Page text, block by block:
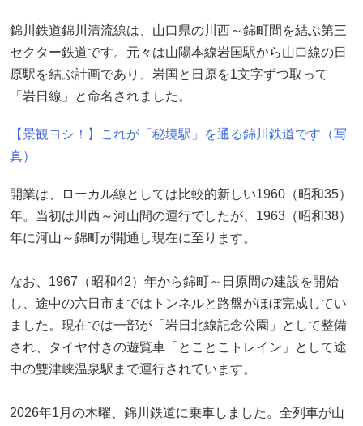
錦川鉄道錦川清流線は、山口県の川西～錦町間を結ぶ第三
セクター鉄道です。元々は山陽本線岩国駅から山口線の日
原駅を結ぶ計画であり、岩国と日原を1文字ずつ取って
「岩日線」と命名されました。
【景観ヨシ！】これが「秘境駅」を通る錦川鉄道です（写
真）
開業は、ローカル線としては比較的新しい1960（昭和35）
年。当初は川西～河山間の運行でしたが、1963（昭和38）
年に河山～錦町が開通し現在に至ります。
なお、1967（昭和42）年から錦町～日原間の建設を開始
し、途中の六日市まではトンネルと路盤がほぼ完成してい
ました。現在では一部が「岩日北線記念公園」として整備
され、タイヤ付きの遊覧車「とことこトレイン」として途
中の雙津峡温泉駅まで運行されています。
2026年1月の木曜、錦川鉄道に乗車しました。全列車が山